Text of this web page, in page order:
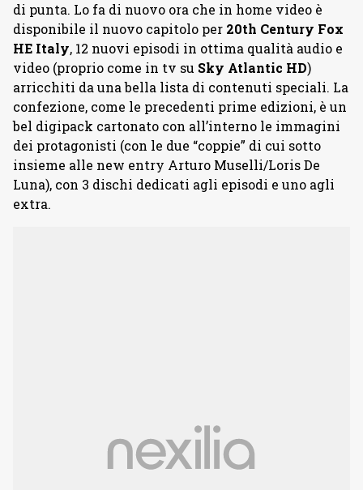
di punta. Lo fa di nuovo ora che in home video è
disponibile il nuovo capitolo per 20th Century Fox
HE Italy, 12 nuovi episodi in ottima qualità audio e
video (proprio come in tv su Sky Atlantic HD)
arricchiti da una bella lista di contenuti speciali. La
confezione, come le precedenti prime edizioni, è un
bel digipack cartonato con all’interno le immagini
dei protagonisti (con le due “coppie” di cui sotto
insieme alle new entry Arturo Muselli/Loris De
Luna), con 3 dischi dedicati agli episodi e uno agli
extra.